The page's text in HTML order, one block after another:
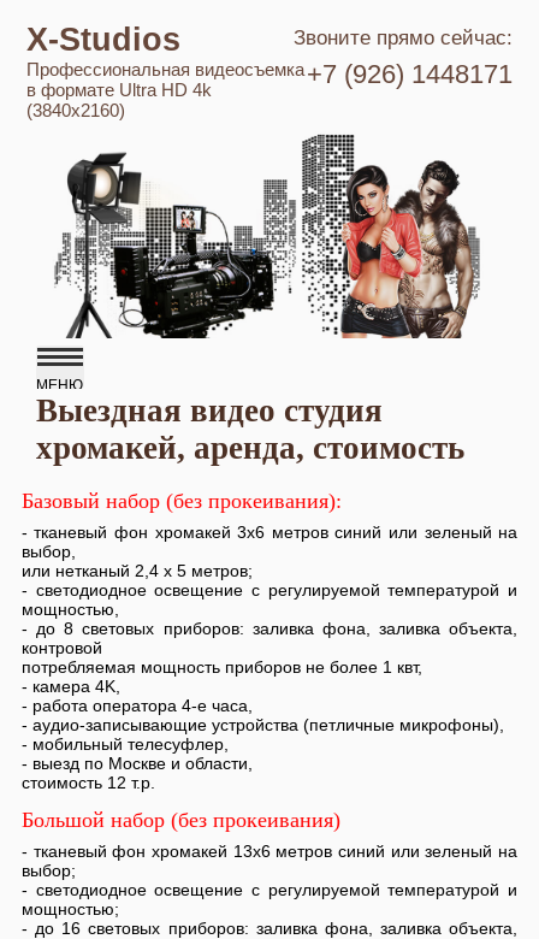
Звоните прямо сейчас:
X-Studios
+7 (926) 1448171
Профессиональная видеосъемка
в формате Ultra HD 4k
(3840x2160)
Выездная видео студия
хромакей, аренда, стоимость
Базовый набор (без прокеивания):
- тканевый фон хромакей 3х6 метров синий или зеленый на
выбор,
или нетканый 2,4 х 5 метров;
- светодиодное освещение с регулируемой температурой и
мощностью,
- до 8 световых приборов: заливка фона, заливка объекта,
контровой
потребляемая мощность приборов не более 1 квт,
- камера 4K,
- работа оператора 4-е часа,
- аудио-записывающие устройства (петличные микрофоны),
- мобильный телесуфлер,
- выезд по Москве и области,
стоимость 12 т.р.
Большой набор (без прокеивания)
- тканевый фон хромакей 13х6 метров синий или зеленый на
выбор;
- светодиодное освещение с регулируемой температурой и
мощностью;
- до 16 световых приборов: заливка фона, заливка объекта,